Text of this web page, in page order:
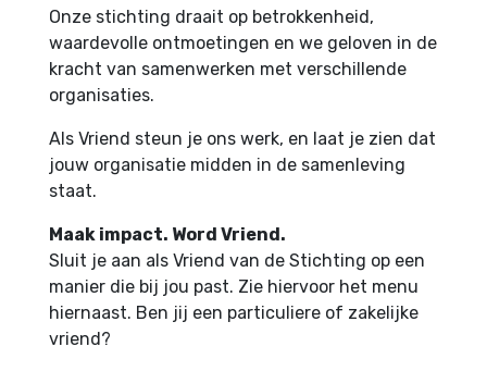
Onze stichting draait op betrokkenheid,
waardevolle ontmoetingen en we geloven in de
kracht van samenwerken met verschillende
organisaties.
Als Vriend steun je ons werk, en laat je zien dat
jouw organisatie midden in de samenleving
staat.
Maak impact. Word Vriend.
Sluit je aan als Vriend van de Stichting op een
manier die bij jou past. Zie hiervoor het menu
hiernaast. Ben jij een particuliere of zakelijke
vriend?